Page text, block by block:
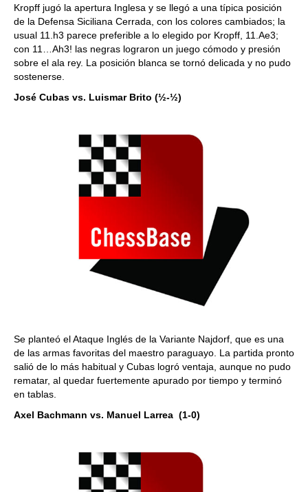
Kropff jugó la apertura Inglesa y se llegó a una típica posición
de la Defensa Siciliana Cerrada, con los colores cambiados; la
usual 11.h3 parece preferible a lo elegido por Kropff, 11.Ae3;
con 11…Ah3! las negras lograron un juego cómodo y presión
sobre el ala rey. La posición blanca se tornó delicada y no pudo
sostenerse.
José Cubas vs. Luismar Brito (½-½)
Se planteó el Ataque Inglés de la Variante Najdorf, que es una
de las armas favoritas del maestro paraguayo. La partida pronto
salió de lo más habitual y Cubas logró ventaja, aunque no pudo
rematar, al quedar fuertemente apurado por tiempo y terminó
en tablas.
Axel Bachmann vs. Manuel Larrea (1-0)